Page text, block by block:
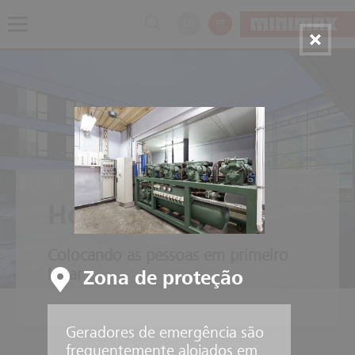
Hospitais
lugar Zona de proteção
Geradores de emergência são
frequentemente alojados em